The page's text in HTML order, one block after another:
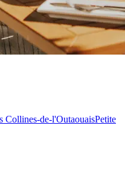
Collines-de-l'OutaouaisPetite